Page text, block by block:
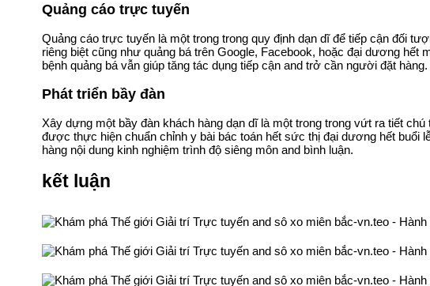
Quảng cáo trực tuyến
Quảng cáo trực tuyến là một trong trong quy định dạn dĩ để tiếp cận đối
riêng biệt cũng như quảng bá trên Google, Facebook, hoặc đại dương
bệnh quảng bá vẫn giúp tăng tác dụng tiếp cận and trở cần người đặt hàng.
Phát triển bầy đàn
Xây dựng một bầy đàn khách hàng dạn dĩ là một trong trong vứt ra tiết
được thực hiện chuẩn chỉnh y bài bác toán hết sức thị đại dương hết buổi
hàng nội dung kinh nghiệm trình độ siêng môn and bình luận.
kết luận